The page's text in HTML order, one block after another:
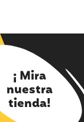
¡ Mira
nuestra
tienda!